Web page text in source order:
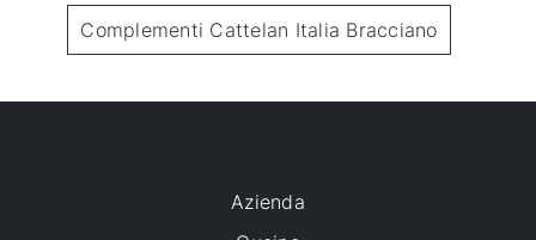
Complementi Cattelan Italia Bracciano
Azienda